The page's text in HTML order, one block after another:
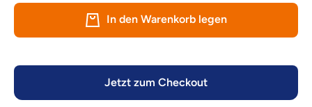
In den Warenkorb legen
Jetzt zum Checkout